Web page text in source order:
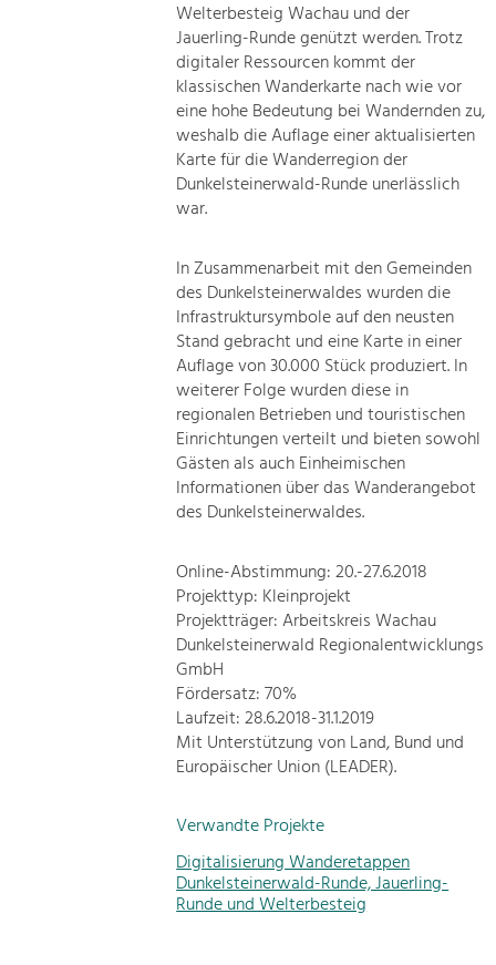
Klimawandel, öffentlicher Verkehr und
erneuerbare Energie
Steigerung regionaler Wertschöpfung
Welterbesteig Wachau und der
Jauerling-Runde genützt werden. Trotz
digitaler Ressourcen kommt der
klassischen Wanderkarte nach wie vor
eine hohe Bedeutung bei Wandernden zu,
weshalb die Auflage einer aktualisierten
Karte für die Wanderregion der
Dunkelsteinerwald-Runde unerlässlich
war.
In Zusammenarbeit mit den Gemeinden
des Dunkelsteinerwaldes wurden die
Infrastruktursymbole auf den neusten
Stand gebracht und eine Karte in einer
Auflage von 30.000 Stück produziert. In
weiterer Folge wurden diese in
regionalen Betrieben und touristischen
Einrichtungen verteilt und bieten sowohl
Gästen als auch Einheimischen
Informationen über das Wanderangebot
des Dunkelsteinerwaldes.
Online-Abstimmung: 20.-27.6.2018
Projekttyp: Kleinprojekt
Projektträger: Arbeitskreis Wachau
Dunkelsteinerwald Regionalentwicklungs
GmbH
Fördersatz: 70%
Laufzeit: 28.6.2018-31.1.2019
Mit Unterstützung von Land, Bund und
Europäischer Union (LEADER).
Verwandte Projekte
Digitalisierung Wanderetappen
Dunkelsteinerwald-Runde, Jauerling-
Runde und Welterbesteig